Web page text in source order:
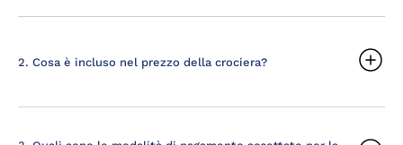
2. Cosa è incluso nel prezzo della crociera?